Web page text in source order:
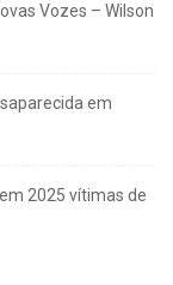
Vozes – Wilson
em
2025 vítimas de